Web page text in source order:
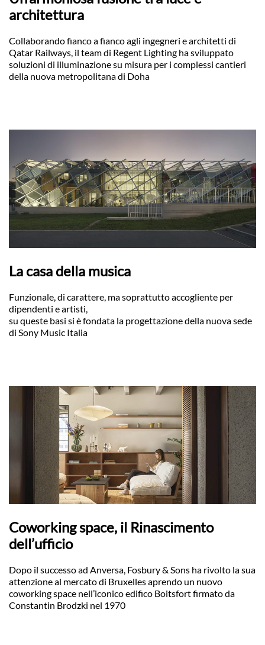
architettura
Collaborando fianco a fianco agli ingegneri e architetti di
Qatar Railways, il team di Regent Lighting ha sviluppato
soluzioni di illuminazione su misura per i complessi cantieri
della nuova metropolitana di Doha
La casa della musica
Funzionale, di carattere, ma soprattutto accogliente per
dipendenti e artisti,
su queste basi si è fondata la progettazione della nuova sede
di Sony Music Italia
Coworking space, il Rinascimento
dell’ufficio
Dopo il successo ad Anversa, Fosbury & Sons ha rivolto la sua
attenzione al mercato di Bruxelles aprendo un nuovo
coworking space nell’iconico edifico Boitsfort firmato da
Constantin Brodzki nel 1970